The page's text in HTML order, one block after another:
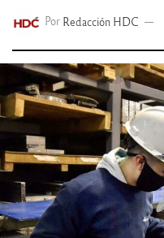
Por Redacción HDC